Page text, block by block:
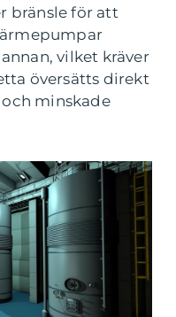
bränsle för att
vilket kräver
översätts direkt
minskade